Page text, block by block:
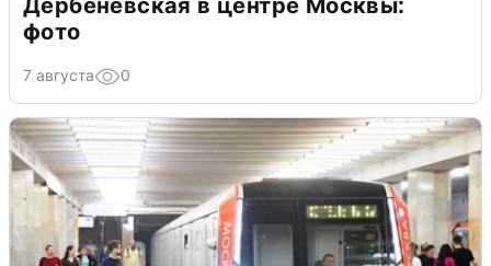
Дербеневская в центре Москвы:
фото
7 августа 0